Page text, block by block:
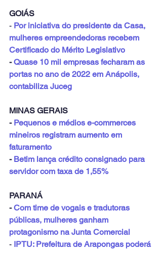
GOIÁS
- Por iniciativa do presidente da Casa,
mulheres empreendedoras recebem
Certificado do Mérito Legislativo
- Quase 10 mil empresas fecharam as
portas no ano de 2022 em Anápolis,
contabiliza Juceg
MINAS GERAIS
- Pequenos e médios e-commerces
mineiros registram aumento em
faturamento
- Betim lança crédito consignado para
servidor com taxa de 1,55%
PARANÁ
- Com time de vogais e tradutoras
públicas, mulheres ganham
protagonismo na Junta Comercial
- IPTU: Prefeitura de Arapongas poderá